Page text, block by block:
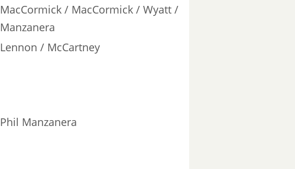
MacCormick / MacCormick / Wyatt /
Manzanera
Lennon / McCartney
Phil Manzanera